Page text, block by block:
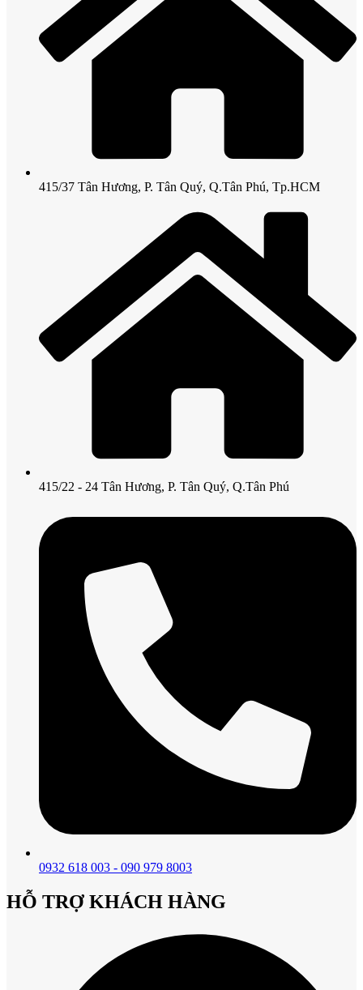
415/37 Tân Hương, P. Tân Quý, Q.Tân Phú, Tp.HCM
415/22 - 24 Tân Hương, P. Tân Quý, Q.Tân Phú
0932 618 003 - 090 979 8003
HỖ TRỢ KHÁCH HÀNG